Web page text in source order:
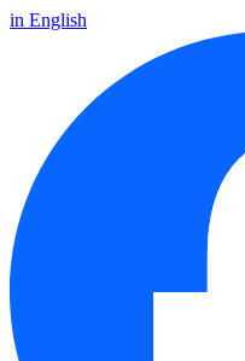
in English